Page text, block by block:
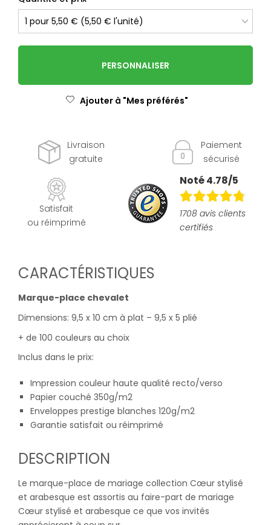
PERSONNALISER
Ajouter à "Mes préférés"
Livraison
gratuite
Paiement
sécurisé
Satisfait
ou réimprimé
Noté 4.78/5
1708 avis clients
certifiés
CARACTÉRISTIQUES
Marque-place chevalet
Dimensions: 9,5 x 10 cm à plat – 9,5 x 5 plié
+ de 100 couleurs au choix
Inclus dans le prix:
Impression couleur haute qualité recto/verso
Papier couché 350g/m2
Enveloppes prestige blanches 120g/m2
Garantie satisfait ou réimprimé
DESCRIPTION
Le marque-place de mariage collection Cœur stylisé
et arabesque est assortis au faire-part de mariage
Cœur stylisé et arabesque ce que vos invités